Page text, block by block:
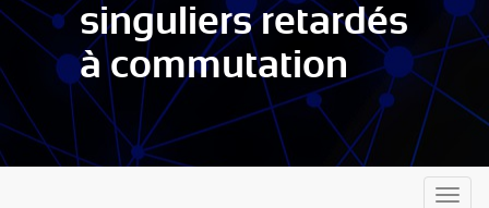
singuliers retardés
à commutation